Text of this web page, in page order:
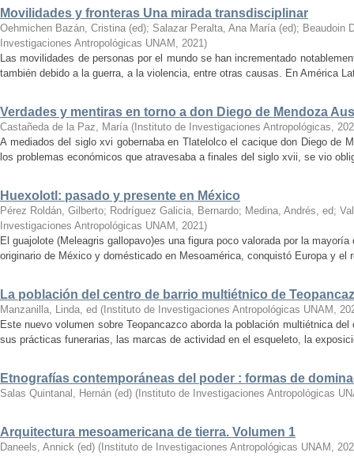
Movilidades y fronteras Una mirada transdisciplinar
Oehmichen Bazán, Cristina (ed); Salazar Peralta, Ana María (ed); Beaudoin
Investigaciones Antropológicas UNAM , 2021)
Las movilidades de personas por el mundo se han incrementado
también debido a la guerra, a la violencia, entre otras causas. En América
Verdades y mentiras en torno a don Diego de Mendoza
Castañeda de la Paz, María ( Instituto de Investigaciones Antropológicas,
A mediados del siglo xvi gobernaba en Tlatelolco el cacique don Diego de
los problemas económicos que atra­ve­sa­ba ­a ­finales ­del ­siglo xvii, se vio
Huexolotl: pasado y presente en México
Pérez Roldán, Gilberto; Rodríguez Galicia, Bernardo; Medina, Andrés, ed;
Investigaciones Antropológicas UNAM , 2021)
El guajolote (Meleagris gallopavo)es una figura poco valorada por la
originario de México y domésticado en Mesoamérica, conquistó Europa y el
La población del centro de barrio multiétnico de
Manzanilla, Linda, ed ( Instituto de Investigaciones Antropológicas UNAM ,
Este nuevo volumen sobre Teopancazco aborda la población multiétnica
sus prácticas funerarias, las marcas de actividad en el esqueleto, la
Etnografías contemporáneas del poder : formas de
Salas Quintanal, Hernán (ed) ( Instituto de Investigaciones Antropológicas
Arquitectura mesoamericana de tierra. Volumen 1
Daneels, Annick (ed) ( Instituto de Investigaciones Antropológicas UNAM ,